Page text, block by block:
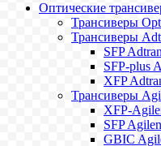
Оптические
Трансиверы
Трансиверы
SFP Adtran
SFP-plus
XFP
Трансиверы
XFP-
SFP
GBIC